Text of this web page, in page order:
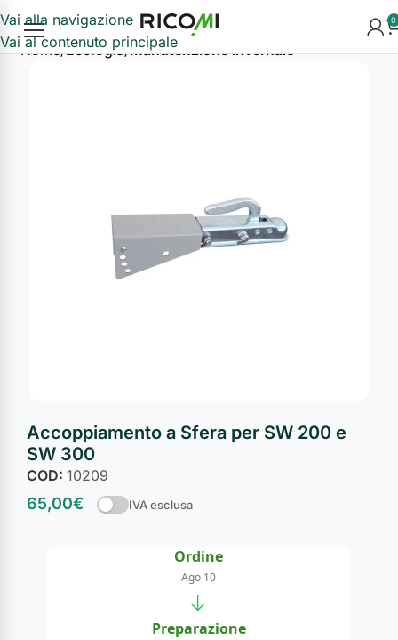
Vai alla navigazione
Vai al contenuto principale
0
Home Ecologia Manutenzione invernale
Accoppiamento a Sfera per SW 200 e
SW 300
COD: 10209
65,00€ IVA esclusa
Ordine
Ago 10
→
Preparazione